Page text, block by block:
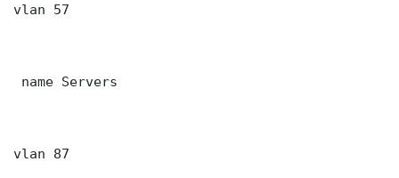
vlan 57
name Servers
vlan 87